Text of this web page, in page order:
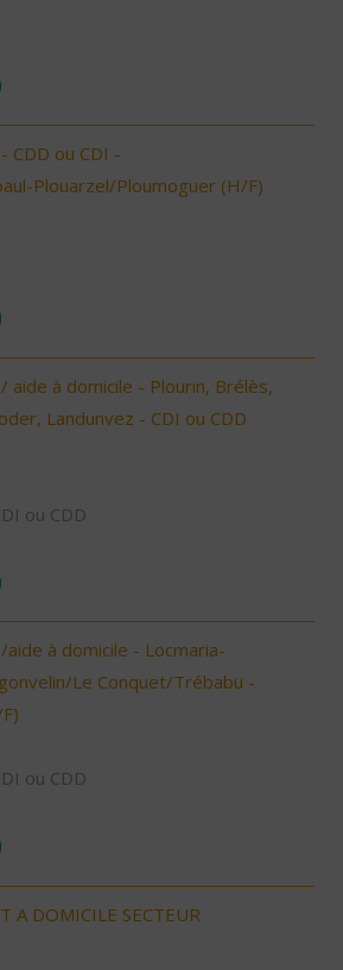
CDD ou CDI -
Plouarzel/Ploumoguer (H/F)
aide à domicile - Plourin, Brélès,
Landunvez - CDI ou CDD
ou CDD
aide à domicile - Locmaria-
Le Conquet/Trébabu -
ou CDD
A DOMICILE SECTEUR